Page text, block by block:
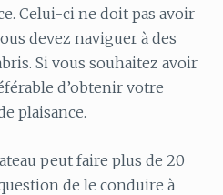
Celui-ci ne doit pas avoir
devez naviguer à des
Si vous souhaitez avoir
d’obtenir votre
plaisance.
peut faire plus de 20
de le conduire à